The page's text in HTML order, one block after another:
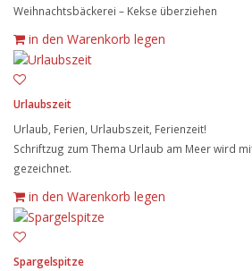
Weihnachtsbäckerei – Kekse überziehen
in den Warenkorb legen
Urlaubszeit
Urlaub, Ferien, Urlaubszeit, Ferienzeit!
Schriftzug zum Thema Urlaub am Meer wird
gezeichnet.
in den Warenkorb legen
Spargelspitze